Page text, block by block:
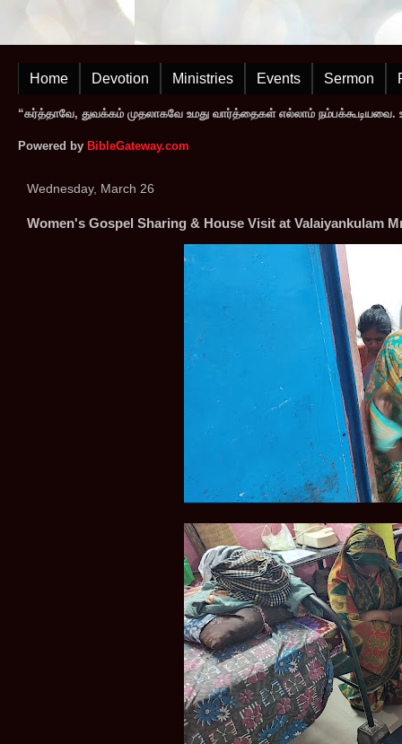
Home Devotion Ministries Events Sermon
“கர்த்தாவே, துவக்கம் முதலாகவே உமது வார்த்தைகள் எல்லாம் நம்பக்கூடியவை.
Powered by BibleGateway.com
Wednesday, March 26
Women's Gospel Sharing & House Visit at Valaiyankulam